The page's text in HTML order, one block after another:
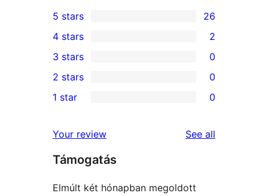
26
5-
star
reviews
5 stars 26
4-
star
reviews
4 stars 2
0
3-
star
3 stars 0
2-
reviews
2 stars 0
star
reviews
1 star 0
Your review See all
Támogatás
Elmúlt két hónapban megoldott